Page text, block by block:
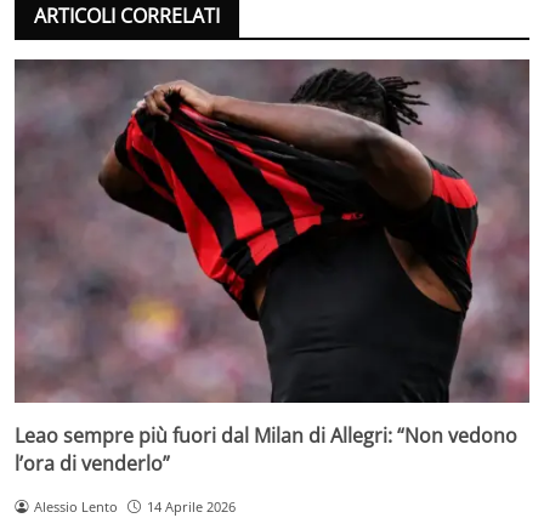
ARTICOLI CORRELATI
Leao sempre più fuori dal Milan di Allegri: “Non vedono
l’ora di venderlo”
Alessio Lento 14 Aprile 2026